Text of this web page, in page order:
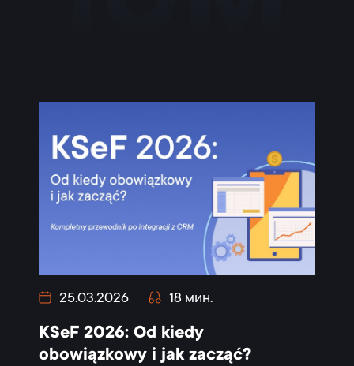
25.03.2026 18 мин.
KSeF 2026: Od kiedy
obowiązkowy i jak zacząć?